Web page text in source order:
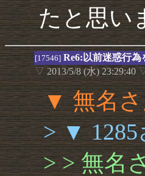
たと思い
[17546] Re6:以前迷惑行
▽2013/5/8 (水) 23:29:40
▼ 無名
> ▼ 1285
> > 無名